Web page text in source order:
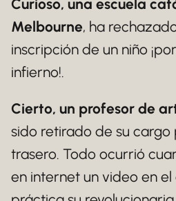
Curioso, una escuela
Melbourne, ha
inscripción de un niño
infierno!.
Cierto, un profesor de
sido retirado de su
trasero. Todo ocurrió
en internet un video en